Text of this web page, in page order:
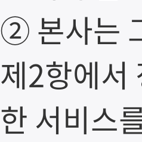
② 본사는
제2항에서
한 서비스